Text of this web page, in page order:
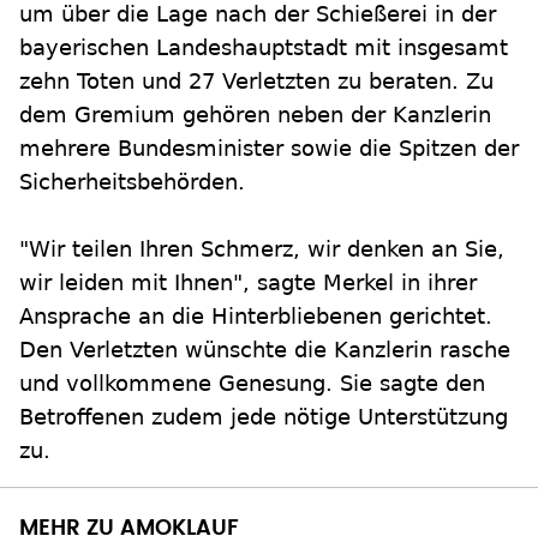
um über die Lage nach der Schießerei in der
bayerischen Landeshauptstadt mit insgesamt
zehn Toten und 27 Verletzten zu beraten. Zu
dem Gremium gehören neben der Kanzlerin
mehrere Bundesminister sowie die Spitzen der
Sicherheitsbehörden.
"Wir teilen Ihren Schmerz, wir denken an Sie,
wir leiden mit Ihnen", sagte Merkel in ihrer
Ansprache an die Hinterbliebenen gerichtet.
Den Verletzten wünschte die Kanzlerin rasche
und vollkommene Genesung. Sie sagte den
Betroffenen zudem jede nötige Unterstützung
zu.
MEHR ZU AMOKLAUF